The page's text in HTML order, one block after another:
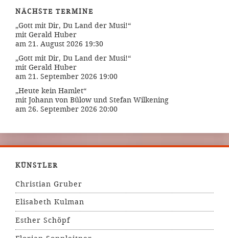
NÄCHSTE TERMINE
„Gott mit Dir, Du Land der Musi!“
mit Gerald Huber
am 21. August 2026 19:30
„Gott mit Dir, Du Land der Musi!“
mit Gerald Huber
am 21. September 2026 19:00
„Heute kein Hamlet“
mit Johann von Bülow und Stefan Wilkening
am 26. September 2026 20:00
KÜNSTLER
Christian Gruber
Elisabeth Kulman
Esther Schöpf